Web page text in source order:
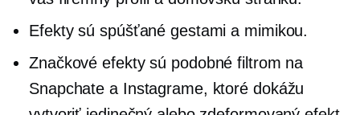
Efekty sú spúšťané gestami a mimikou.
Značkové efekty sú podobné filtrom na
Snapchate a Instagrame, ktoré dokážu